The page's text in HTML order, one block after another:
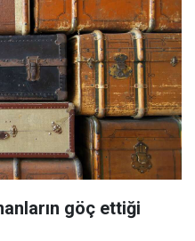
göç ettiği